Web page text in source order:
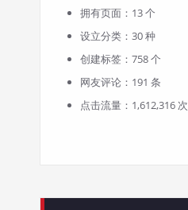
拥有页面：13 个
设立分类：30 种
创建标签：758 个
网友评论：191 条
点击流量：1,612,316 次